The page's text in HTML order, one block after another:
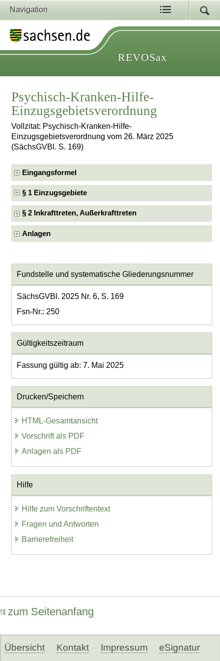
Navigation
REVOSax
Psychisch-Kranken-Hilfe-
Einzugsgebietsverordnung
Vollzitat: Psychisch-Kranken-Hilfe-
Einzugsgebietsverordnung vom 26. März 2025
(SächsGVBl. S. 169)
Eingangsformel
§ 1 Einzugsgebiete
§ 2 Inkrafttreten, Außerkrafttreten
Anlagen
Fundstelle und systematische Gliederungsnummer
SächsGVBl. 2025 Nr. 6, S. 169
Fsn-Nr.: 250
Gültigkeitszeitraum
Fassung gültig ab: 7. Mai 2025
Drucken/Speichern
HTML-Gesamtansicht
Vorschrift als PDF
Anlagen als PDF
Hilfe
Hilfe zum Vorschriftentext
Fragen und Antworten
Barrierefreiheit
zum Seitenanfang
Übersicht Kontakt Impressum eSignatur